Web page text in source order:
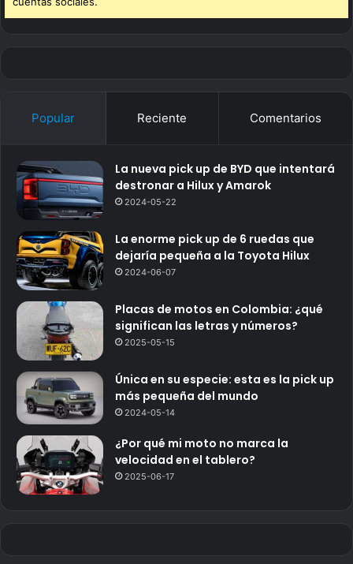
Popular Reciente Comentarios
La nueva pick up de BYD que intentará
destronar a Hilux y Amarok
2024-05-22
La enorme pick up de 6 ruedas que
dejaría pequeña a la Toyota Hilux
2024-06-07
Placas de motos en Colombia: ¿qué
significan las letras y números?
2025-05-15
Única en su especie: esta es la pick up
más pequeña del mundo
2024-05-14
¿Por qué mi moto no marca la
velocidad en el tablero?
2025-06-17